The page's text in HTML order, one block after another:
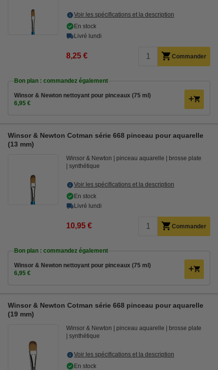
Voir les spécifications et la description
En stock
Livré lundi
8,25 € Commander
Bon plan : commandez également
Winsor & Newton nettoyant pour pinceaux (75 ml)
6,95 €
Winsor & Newton Cotman série 668 pinceau pour aquarelle
(13 mm)
Winsor & Newton pinceau aquarelle
brosse plate
synthétique
Voir les spécifications et la description
En stock
Livré lundi
10,95 € Commander
Bon plan : commandez également
Winsor & Newton nettoyant pour pinceaux (75 ml)
6,95 €
Winsor & Newton Cotman série 668 pinceau pour aquarelle
(19 mm)
Winsor & Newton pinceau aquarelle
brosse plate
synthétique
Voir les spécifications et la description
En stock